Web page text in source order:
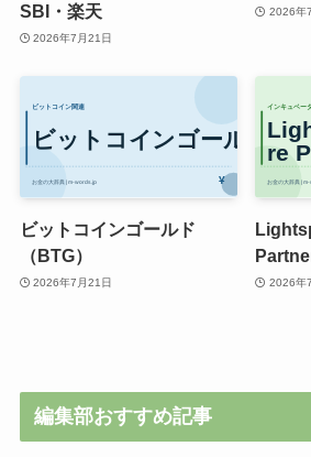
SBI・楽天
2026年7月21日
2026年
ビットコインゴールド
（BTG）
2026年7月21日 2026年
編集部おすすめ記事